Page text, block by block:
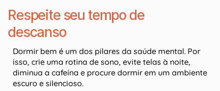
Respeite seu tempo de
descanso
Dormir bem é um dos pilares da saúde mental. Por
isso, crie uma rotina de sono, evite telas à noite,
diminua a cafeína e procure dormir em um ambiente
escuro e silencioso.